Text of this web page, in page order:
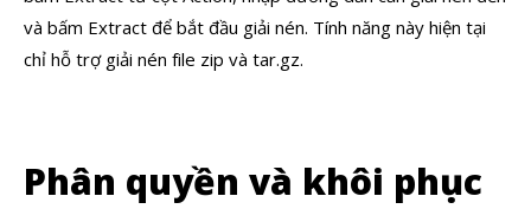
và bấm Extract để bắt đầu giải nén. Tính năng này hiện tại
chỉ hỗ trợ giải nén file zip và tar.gz.
Phân quyền và khôi phục